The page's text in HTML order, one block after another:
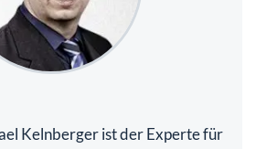
Kelnberger ist der Experte für